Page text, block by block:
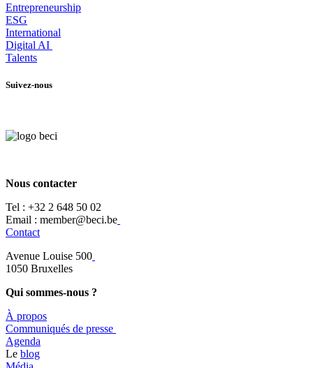
Entrepreneurship
ESG
International
Digital AI
Talents
Suivez-nous
Nous contacter
Tel : +32 2 648 50 02​
​​Email : member@beci.be
Contact
Avenue Louise 500
​1050 Bruxelles
Qui sommes-nous ?
À propos
​​Communiqués de presse
​Agenda
​​Le blog